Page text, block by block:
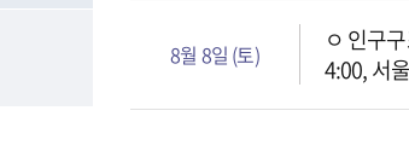
8월 8일 (토)
ㅇ 인구
4:00, 서